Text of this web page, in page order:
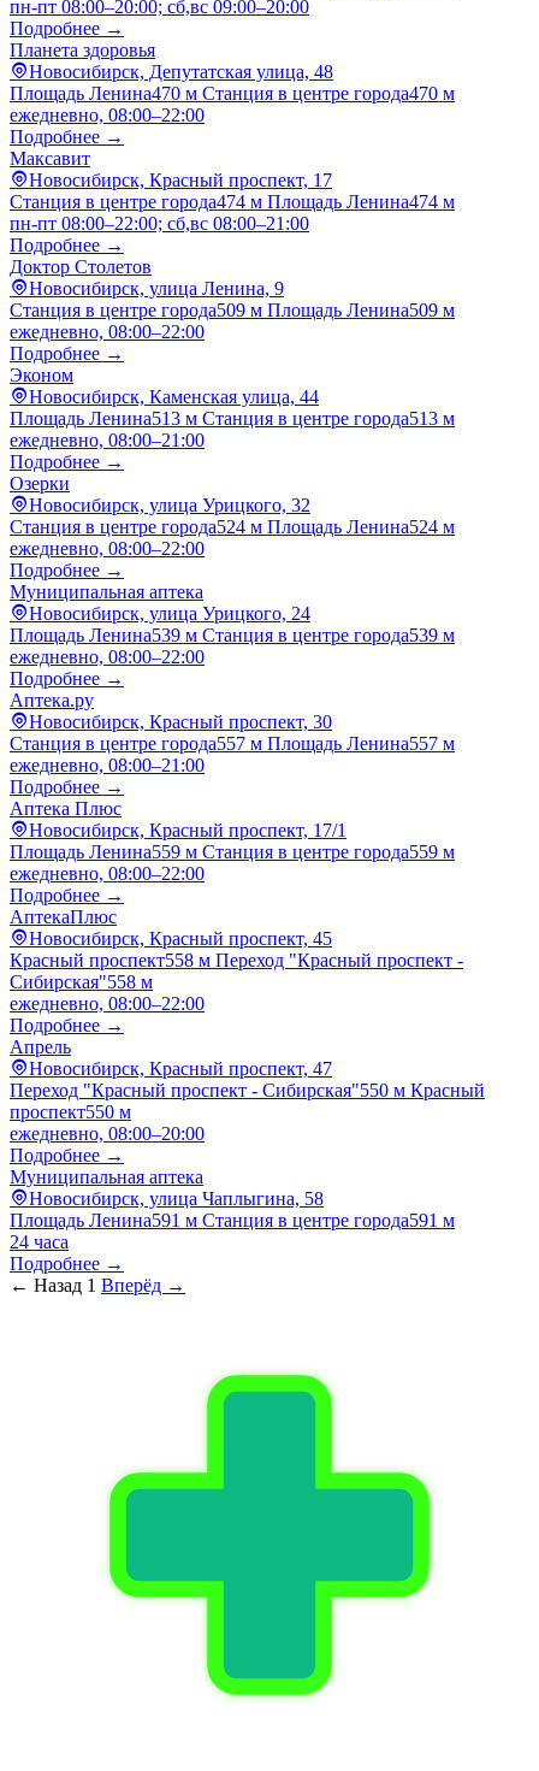
пн-пт 08:00–20:00; сб,вс 09:00–20:00
Подробнее →
Планета здоровья
Новосибирск, Депутатская улица, 48
Площадь Ленина470 м Станция в центре города470 м
ежедневно, 08:00–22:00
Подробнее →
Максавит
Новосибирск, Красный проспект, 17
Станция в центре города474 м Площадь Ленина474 м
пн-пт 08:00–22:00; сб,вс 08:00–21:00
Подробнее →
Доктор Столетов
Новосибирск, улица Ленина, 9
Станция в центре города509 м Площадь Ленина509 м
ежедневно, 08:00–22:00
Подробнее →
Эконом
Новосибирск, Каменская улица, 44
Площадь Ленина513 м Станция в центре города513 м
ежедневно, 08:00–21:00
Подробнее →
Озерки
Новосибирск, улица Урицкого, 32
Станция в центре города524 м Площадь Ленина524 м
ежедневно, 08:00–22:00
Подробнее →
Муниципальная аптека
Новосибирск, улица Урицкого, 24
Площадь Ленина539 м Станция в центре города539 м
ежедневно, 08:00–22:00
Подробнее →
Аптека.ру
Новосибирск, Красный проспект, 30
Станция в центре города557 м Площадь Ленина557 м
ежедневно, 08:00–21:00
Подробнее →
Аптека Плюс
Новосибирск, Красный проспект, 17/1
Площадь Ленина559 м Станция в центре города559 м
ежедневно, 08:00–22:00
Подробнее →
АптекаПлюс
Новосибирск, Красный проспект, 45
Красный проспект558 м Переход "Красный проспект -
Сибирская"558 м
ежедневно, 08:00–22:00
Подробнее →
Апрель
Новосибирск, Красный проспект, 47
Переход "Красный проспект - Сибирская"550 м Красный
проспект550 м
ежедневно, 08:00–20:00
Подробнее →
Муниципальная аптека
Новосибирск, улица Чаплыгина, 58
Площадь Ленина591 м Станция в центре города591 м
24 часа
Подробнее →
← Назад 1 Вперёд →